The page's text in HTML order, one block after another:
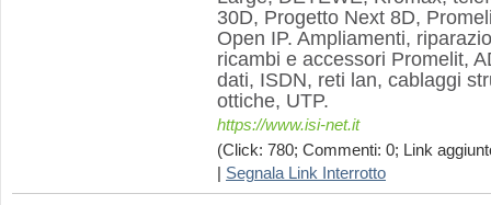
30D, Progetto Next 8D,
Open IP. Ampliamenti,
ricambi e accessori Promelit,
dati, ISDN, reti lan, cablaggi
ottiche, UTP.
https://www.isi-net.it
(Click: 780; Commenti: 0; Link
Segnala Link Interrotto